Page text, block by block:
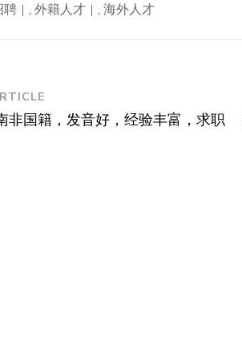
聘 , 外籍人才 , 海外人才
非国籍，发音好，经验丰富，求职